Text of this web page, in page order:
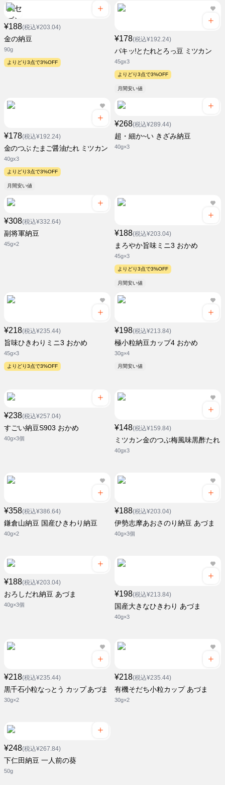
¥188(税込¥203.04)
金の納豆
90g
よりどり3点で3%OFF
¥178(税込¥192.24)
パキッ!とたれとろっ豆 ミツカン
45gx3
よりどり3点で3%OFF
月間安い値
¥178(税込¥192.24)
金のつぶ たまご醤油たれ ミツカン
40gx3
よりどり3点で3%OFF
月間安い値
¥268(税込¥289.44)
超・細か~い きざみ納豆
40g×3
¥308(税込¥332.64)
副将軍納豆
45g×2
¥188(税込¥203.04)
まろやか旨味ミニ3 おかめ
45g×3
よりどり3点で3%OFF
月間安い値
¥218(税込¥235.44)
旨味ひきわりミニ3 おかめ
45g×3
よりどり3点で3%OFF
¥198(税込¥213.84)
極小粒納豆カップ4 おかめ
30g×4
月間安い値
¥238(税込¥257.04)
すごい納豆S903 おかめ
40g×3個
¥148(税込¥159.84)
ミツカン金のつぶ梅風味黒酢たれ
40gx3
¥358(税込¥386.64)
鎌倉山納豆 国産ひきわり納豆
40g×2
¥188(税込¥203.04)
伊勢志摩あおさのり納豆 あづま
40g×3個
¥188(税込¥203.04)
おろしだれ納豆 あづま
40g×3個
¥198(税込¥213.84)
国産大きなひきわり あづま
40g×3
¥218(税込¥235.44)
黒千石小粒なっとう カップ あづま
30g×2
¥218(税込¥235.44)
有機そだち小粒カップ あづま
30g×2
¥248(税込¥267.84)
下仁田納豆 一人前の葵
50g